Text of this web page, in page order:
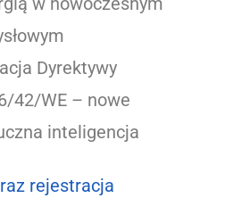
Dyrektywy
42/WE – nowe
inteligencja
rejestracja